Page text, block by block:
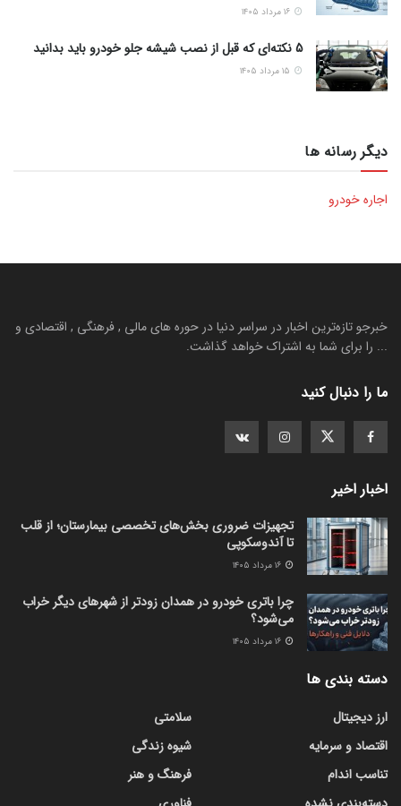
5 نکته‌ای که قبل از نصب شیشه جلو خودرو باید بدانید
دیگر رسانه ها
اجاره خودرو
خبرجو تازه‌ترین اخبار در سراسر دنیا در حوره های مالی , فرهنگی , اقتصادی و
... را برای شما به اشتراک خواهد گذاشت.
ما را دنبال کنید
اخبار اخیر
تجهیزات ضروری بخش‌های تخصصی بیمارستان؛ از قلب
تا آندوسکوپی
چرا باتری خودرو در همدان زودتر از شهرهای دیگر خراب
می‌شود؟
دسته بندی ها
ارز دیجیتال
اقتصاد و سرمایه
تناسب اندام
سلامتی
شیوه زندگی
فرهنگ و هنر